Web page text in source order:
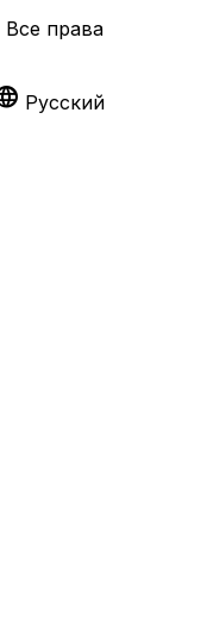
права
Русский